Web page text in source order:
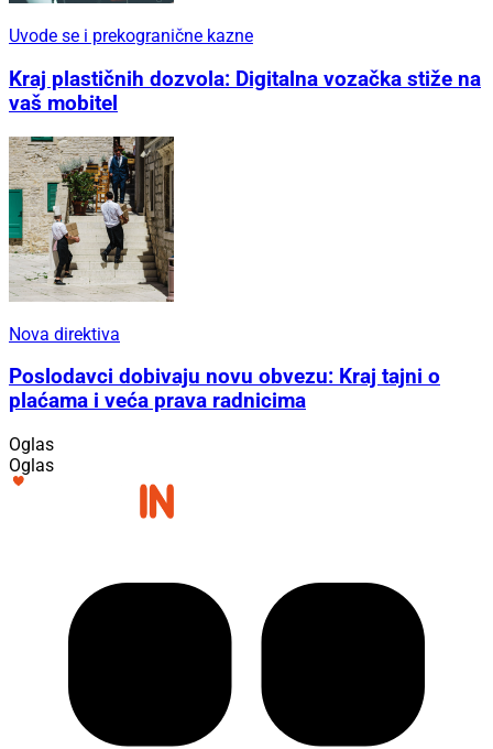
Uvode se i prekogranične kazne
Kraj plastičnih dozvola: Digitalna vozačka stiže na
vaš mobitel
Nova direktiva
Poslodavci dobivaju novu obvezu: Kraj tajni o
plaćama i veća prava radnicima
Oglas
Oglas